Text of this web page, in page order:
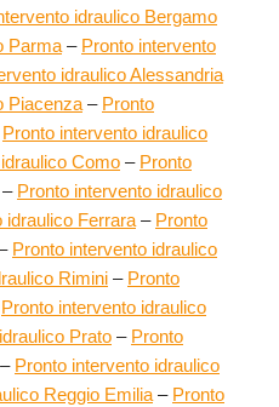
idraulico Bergamo
Parma – Pronto intervento
idraulico Alessandria
Piacenza – Pronto
Pronto intervento idraulico
Como – Pronto
– Pronto intervento idraulico
idraulico Ferrara – Pronto
Pronto intervento idraulico
Rimini – Pronto
Pronto intervento idraulico
Prato – Pronto
– Pronto intervento idraulico
Reggio Emilia – Pronto